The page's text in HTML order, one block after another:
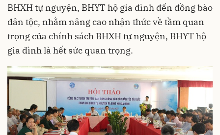
BHXH tự nguyện, BHYT hộ gia đình đến đồng bào
dân tộc, nhằm nâng cao nhận thức về tầm quan
trọng của chính sách BHXH tự nguyện, BHYT hộ
gia đình là hết sức quan trọng.